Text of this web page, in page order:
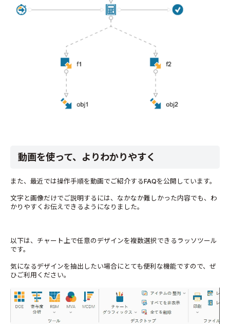
動画を使って、よりわかりやすく
また、最近では操作手順を動画でご紹介するFAQを公開しています。
文字と画像だけでご説明するには、なかなか難しかった内容でも、わ
かりやすくお伝えできるようになりました。
以下は、チャート上で任意のデザインを複数選択できるラッソツール
です。
気になるデザインを抽出したい場合にとても便利な機能ですので、ぜ
ひご利用ください。